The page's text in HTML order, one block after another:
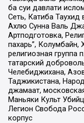
ба суи давлати
Сеть, Катиба
Ахлю Сунна Валь
Артподготовка,
пахарь”, Колумбайн,
религиозная группа
татарский
Челебиджихана,
Таджикистана,
джамаат,
Маньяки Культ
Легион Свобода
корпус